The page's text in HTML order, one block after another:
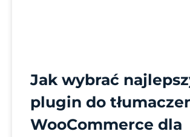
Jak wybrać
plugin do
WooCommerce dla